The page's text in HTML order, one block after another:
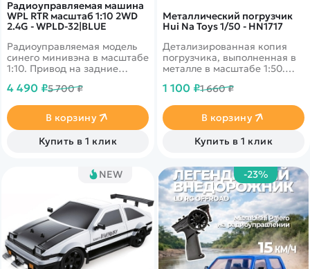
Металлический погрузчик
Hui Na Toys 1/50 - HN1717
Детализированная копия
погрузчика, выполненная в
металле в масштабе 1:50.
коллекцию игрушек.&nbsp;
1 100 ₽1 660 ₽
В корзину
Купить в 1 клик
Радиоуправляемая машина
WPL RTR масштаб 1:10 2WD
2.4G - WPLD-32|BLUE
Радиоуправляемая модель
синего минивэна в масштабе
1:10. Привод на задние
30-50 минут, светодиодные
4 490 ₽5 700 ₽
В корзину
Купить в 1 клик
NEW -23%